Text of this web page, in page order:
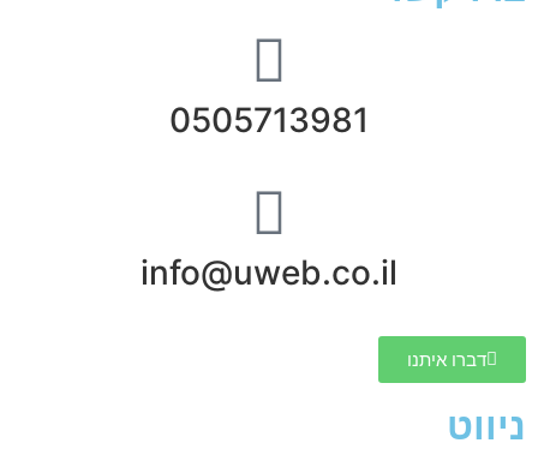
0505713981
info@uweb.co.il
דברו איתנו
ניווט